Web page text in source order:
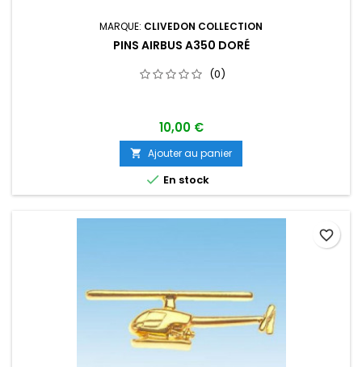
MARQUE: CLIVEDON COLLECTION
PINS AIRBUS A350 DORÉ
(0)
10,00 €
 Ajouter au panier
 En stock
favorite_border